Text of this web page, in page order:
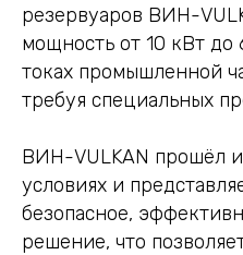
резервуаров ВИН-
мощность от 10 кВт
токах промышленной
требуя специальных
ВИН-VULKAN прошёл
условиях и
безопасное,
решение, что